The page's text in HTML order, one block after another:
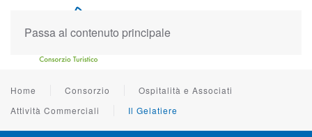
Passa al contenuto principale
Home Consorzio
Ospitalità e Associati
Attività Commerciali
Il Gelatiere